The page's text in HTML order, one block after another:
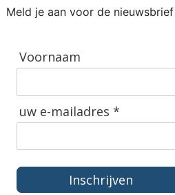
Meld je aan voor de nieuwsbrief
Voornaam
uw e-mailadres *
Inschrijven